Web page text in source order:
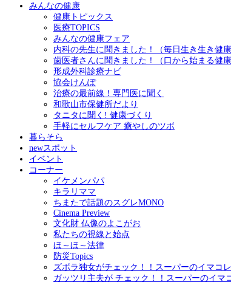
みんなの健康
健康トピックス
医療TOPICS
みんなの健康フェア
内科の先生に聞きました！（毎日生き生き健康
歯医者さんに聞きました！（口から始まる健康
形成外科診療ナビ
協会けんぽ
治療の最前線！専門医に聞く
和歌山市保健所だより
タニタに聞く! 健康づくり
手軽にセルフケア 癒やしのツボ
暮らそら
newスポット
イベント
コーナー
イケメンパパ
キラリママ
ちまたで話題のスグレMONO
Cinema Preview
文化財 仏像のよこがお
私たちの視線と始点
ほ～ほ～法律
防災Topics
ズボラ独女がチェック！！スーパーのイマコレ
ガッツリ主夫が チェック！！スーパーのイマ